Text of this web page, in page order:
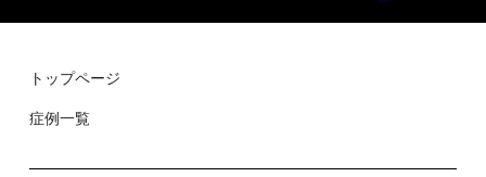
トップページ
症例⼀覧